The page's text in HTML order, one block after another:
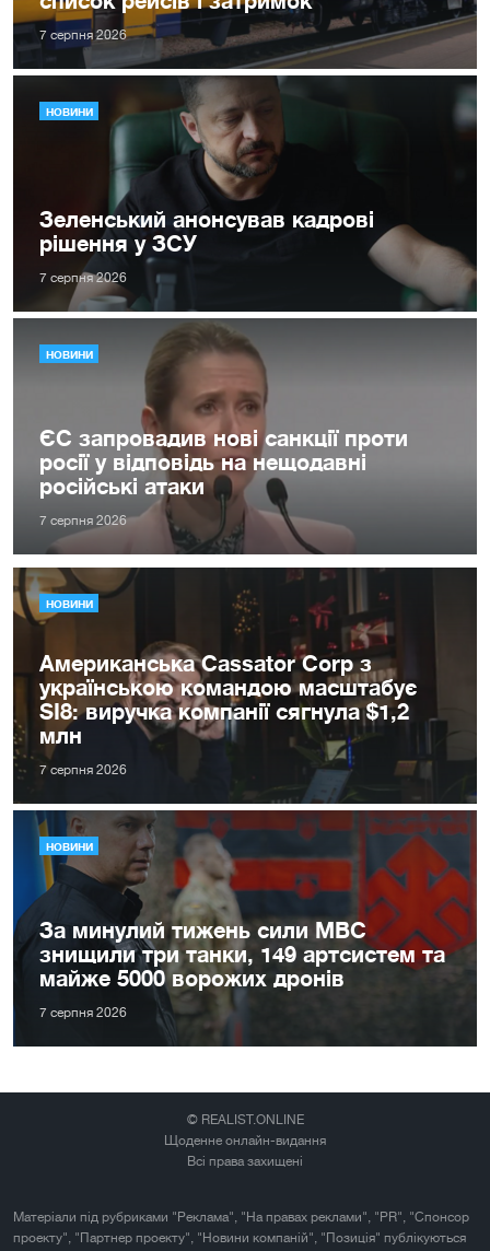
7 серпня 2026
НОВИНИ
Зеленський анонсував кадрові
рішення у ЗСУ
7 серпня 2026
НОВИНИ
ЄС запровадив нові санкції проти
росії у відповідь на нещодавні
російські атаки
7 серпня 2026
НОВИНИ
Американська Cassator Corp з
українською командою масштабує
SI8: виручка компанії сягнула $1,2
млн
7 серпня 2026
НОВИНИ
За минулий тижень сили МВС
знищили три танки, 149 артсистем та
майже 5000 ворожих дронів
7 серпня 2026
© REALIST.ONLINE
Щоденне онлайн-видання
Всі права захищені
Матеріали під рубриками "Реклама", "На правах реклами", "PR", "Спонсор
проекту", "Партнер проекту", "Новини компаній", "Позиція" публікуються